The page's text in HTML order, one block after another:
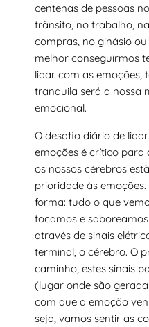
centenas de pessoas
trânsito, no trabalho,
compras, no ginásio
melhor conseguirmos
lidar com as emoções,
tranquila será a nossa
emocional.
O desafio diário de
emoções é crítico para
os nossos cérebros
prioridade às
forma: tudo o que
tocamos e
através de sinais
terminal, o cérebro. O
caminho, estes sinais
(lugar onde são
com que a emoção
seja, vamos sentir as